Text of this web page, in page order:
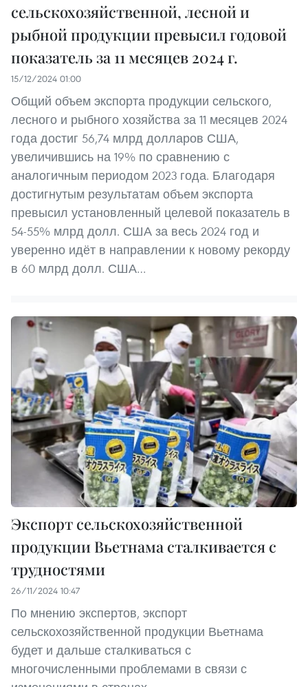
сельскохозяйственной, лесной и
рыбной продукции превысил годовой
показатель за 11 месяцев 2024 г.
15/12/2024 01:00
Общий объем экспорта продукции сельского,
лесного и рыбного хозяйства за 11 месяцев 2024
года достиг 56,74 млрд долларов США,
увеличившись на 19% по сравнению с
аналогичным периодом 2023 года. Благодаря
достигнутым результатам объем экспорта
превысил установленный целевой показатель в
54-55% млрд долл. США за весь 2024 год и
уверенно идёт в направлении к новому рекорду
в 60 млрд долл. США…
Экспорт сельскохозяйственной
продукции Вьетнама сталкивается с
трудностями
26/11/2024 10:47
По мнению экспертов, экспорт
сельскохозяйственной продукции Вьетнама
будет и дальше сталкиваться с
многочисленными проблемами в связи с